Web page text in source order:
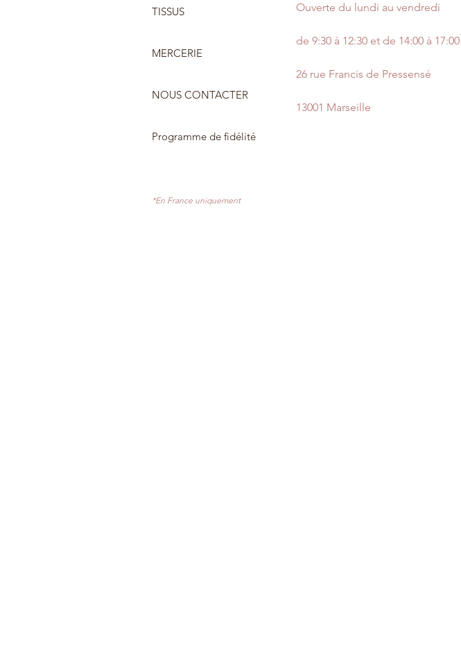
TISSUS
MERCERIE
NOUS CONTACTER
Programme de fidélité
Ouverte du lundi au vendredi
de 9:30 à 12:30 et de 14:00 à 17:00
26 rue Francis de Pressensé
13001 Marseille
*En France uniquement